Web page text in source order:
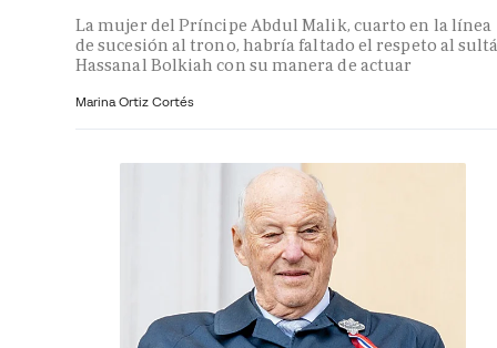
La mujer del Príncipe Abdul Malik, cuarto en la línea
de sucesión al trono, habría faltado el respeto al
Hassanal Bolkiah con su manera de actuar
Marina Ortiz Cortés